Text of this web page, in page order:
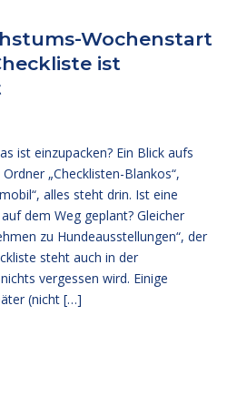
Wochenstart
ist
ist einzupacken? Ein Blick aufs
„Checklisten-Blankos“,
alles steht drin. Ist eine
dem Weg geplant? Gleicher
zu Hundeausstellungen“, der
steht auch in der
vergessen wird. Einige
(nicht […]